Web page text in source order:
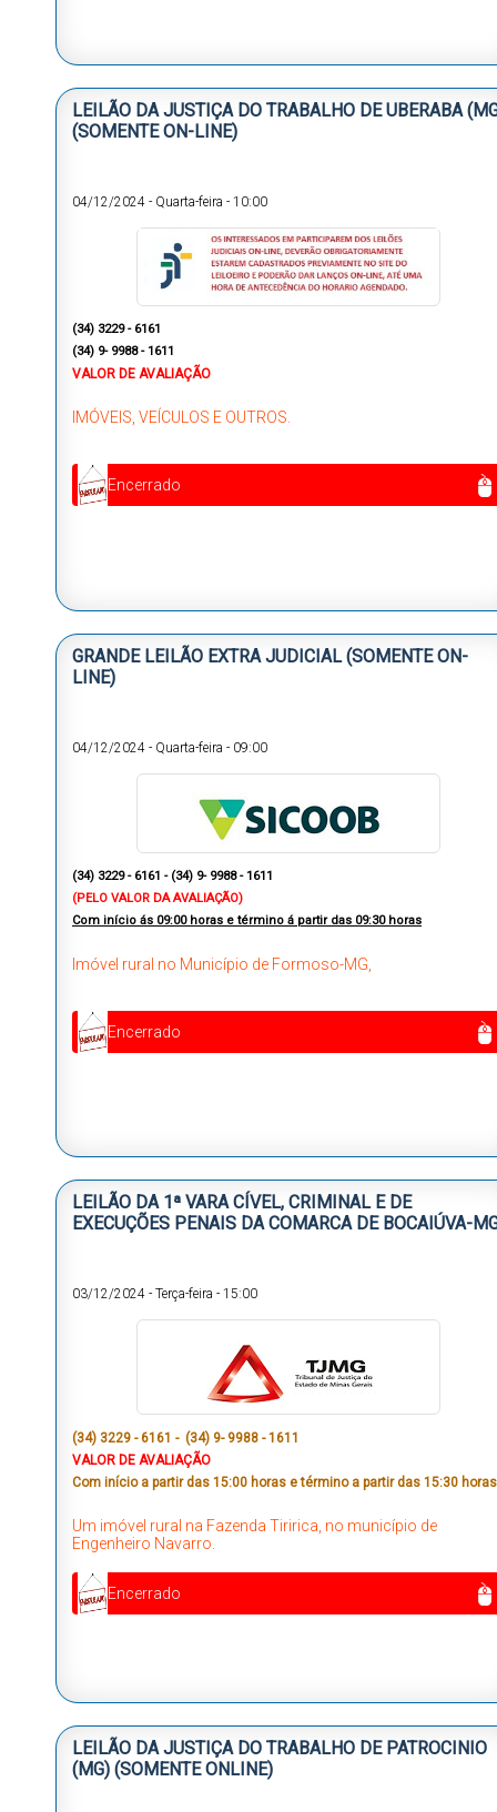
LEILÃO DA JUSTIÇA DO TRABALHO DE UBERABA
(SOMENTE ON-LINE)
04/12/2024 - Quarta-feira - 10:00
(34) 3229 - 6161
(34) 9- 9988 - 1611
VALOR DE AVALIAÇÃO
IMÓVEIS, VEÍCULOS E OUTROS.
Encerrado
GRANDE LEILÃO EXTRA JUDICIAL (SOMENTE ON-
LINE)
04/12/2024 - Quarta-feira - 09:00
(34) 3229 - 6161 - (34) 9- 9988 - 1611
(PELO VALOR DA AVALIAÇÃO)
Com início ás 09:00 horas e término á partir das 09:30 horas
Imóvel rural no Município de Formoso-MG,
Encerrado
LEILÃO DA 1ª VARA CÍVEL, CRIMINAL E DE
EXECUÇÕES PENAIS DA COMARCA DE BOCAIÚVA-
03/12/2024 - Terça-feira - 15:00
(34) 3229 - 6161 - (34) 9- 9988 - 1611
VALOR DE AVALIAÇÃO
Com início a partir das 15:00 horas e término a partir das 15:30
Um imóvel rural na Fazenda Tiririca, no município de
Engenheiro Navarro.
Encerrado
LEILÃO DA JUSTIÇA DO TRABALHO DE PATROCINIO
(MG) (SOMENTE ONLINE)